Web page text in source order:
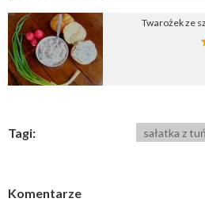
Twarożek ze
Tagi: sałatka z
Komentarze